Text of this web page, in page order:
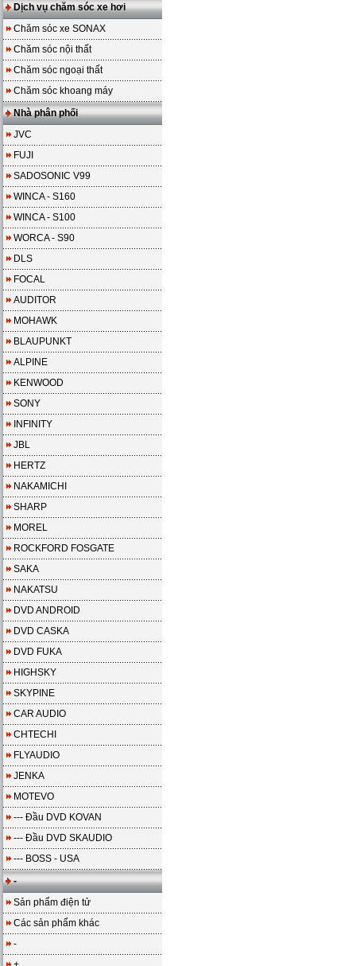
Dịch vụ chăm sóc xe hơi
Chăm sóc xe SONAX
Chăm sóc nội thất
Chăm sóc ngoại thất
Chăm sóc khoang máy
Nhà phân phối
JVC
FUJI
SADOSONIC V99
WINCA - S160
WINCA - S100
WORCA - S90
DLS
FOCAL
AUDITOR
MOHAWK
BLAUPUNKT
ALPINE
KENWOOD
SONY
INFINITY
JBL
HERTZ
NAKAMICHI
SHARP
MOREL
ROCKFORD FOSGATE
SAKA
NAKATSU
DVD ANDROID
DVD CASKA
DVD FUKA
HIGHSKY
SKYPINE
CAR AUDIO
CHTECHI
FLYAUDIO
JENKA
MOTEVO
--- Đầu DVD KOVAN
--- Đầu DVD SKAUDIO
--- BOSS - USA
-
Sản phẩm điện tử
Các sản phẩm khác
-